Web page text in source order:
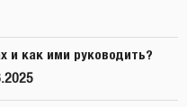
и как ими руководить?